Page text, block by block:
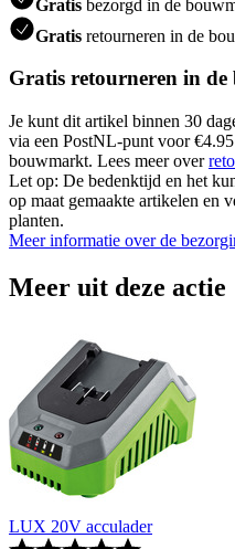
Gratis bezorgd in de
Gratis retourneren in de
Gratis retourneren in
Je kunt dit artikel binnen 30
via een PostNL-punt voor
bouwmarkt. Lees meer over
Let op: De bedenktijd en het
op maat gemaakte artikelen en
planten.
Meer informatie over de
Meer uit deze actie
LUX 20V acculader